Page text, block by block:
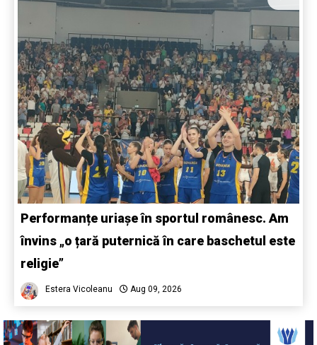
Performanțe uriașe în sportul românesc. Am
învins „o țară puternică în care baschetul este
religie”
Estera Vicoleanu Aug 09, 2026